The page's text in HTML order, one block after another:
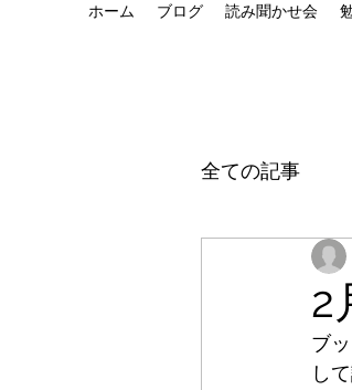
ホーム ブログ 読み聞かせ会
全ての記事
2
ブ
し